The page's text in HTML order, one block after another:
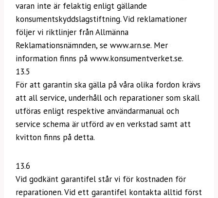
varan inte är felaktig enligt gällande
konsumentskyddslagstiftning. Vid reklamationer
följer vi riktlinjer från Allmänna
Reklamationsnämnden, se www.arn.se. Mer
information finns på www.konsumentverket.se.
13.5
För att garantin ska gälla på våra olika fordon krävs
att all service, underhåll och reparationer som skall
utföras enligt respektive användarmanual och
service schema är utförd av en verkstad samt att
kvitton finns på detta.
13.6
Vid godkänt garantifel står vi för kostnaden för
reparationen. Vid ett garantifel kontakta alltid först